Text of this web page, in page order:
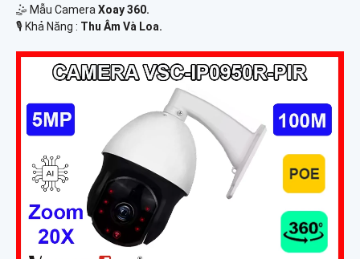
🤹 Mẫu Camera Xoay 360.
️🎙 Khả Năng : Thu Âm Và Loa.